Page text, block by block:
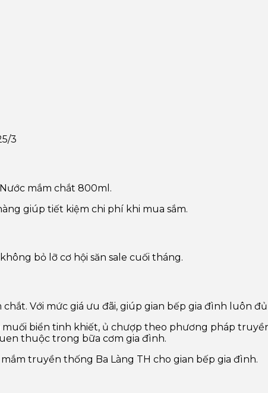
3
mắm chắt 800ml.
giúp tiết kiệm chi phí khi mua sắm.
bỏ lỡ cơ hội săn sale cuối tháng.
Với mức giá ưu đãi, giúp gian bếp gia đình luôn
biển tinh khiết, ủ chượp theo phương pháp
thuộc trong bữa cơm gia đình.
truyền thống Ba Làng TH cho gian bếp gia đình.